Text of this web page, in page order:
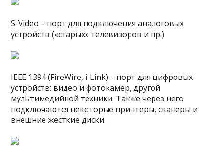
S-Video – порт для подключения аналоговых
устройств («старых» телевизоров и пр.)
IEEE 1394 (FireWire, i-Link) – порт для цифровых
устройств: видео и фотокамер, другой
мультимедийной техники. Также через него
подключаются некоторые принтеры, сканеры и
внешние жесткие диски.